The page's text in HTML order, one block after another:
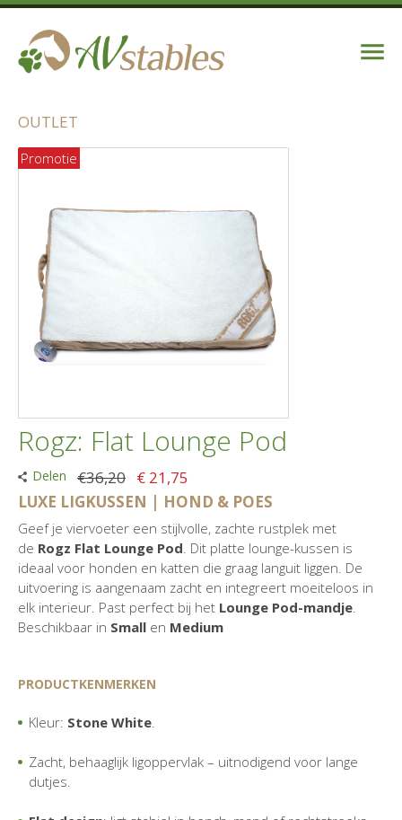
OUTLET
Promotie
Rogz: Flat Lounge Pod
Delen €36,20 € 21,75
LUXE LIGKUSSEN | HOND & POES
Geef je viervoeter een stijlvolle, zachte rustplek met
de Rogz Flat Lounge Pod. Dit platte lounge-kussen is
ideaal voor honden en katten die graag languit liggen. De
uitvoering is aangenaam zacht en integreert moeiteloos in
elk interieur. Past perfect bij het Lounge Pod-mandje.
Beschikbaar in Small en Medium
PRODUCTKENMERKEN
Kleur: Stone White.
Zacht, behaaglijk ligoppervlak – uitnodigend voor lange
dutjes.